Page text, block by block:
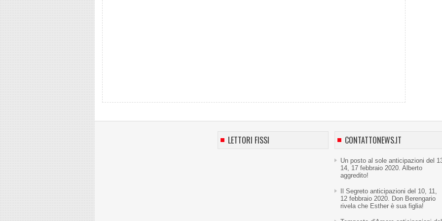
LETTORI FISSI CONTATTONEWS.IT
Un posto al sole anticipazioni del
14, 17 febbraio 2020. Alberto
aggredito!
Il Segreto anticipazioni del 10, 11,
12 febbraio 2020. Don Berengario
rivela che Esther è sua figlia!